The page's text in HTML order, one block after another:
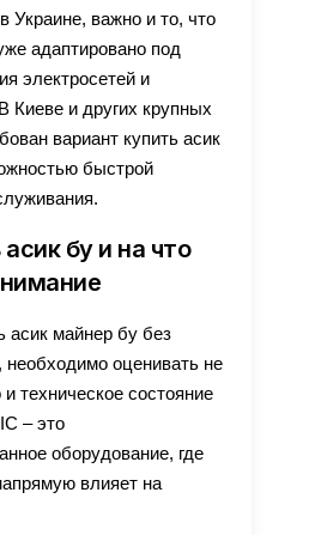
Украине, важно и то, что
адаптировано под
электросетей и
Киеве и других крупных
вариант купить асик
быстрой
бу и на что
асик майнер бу без
необходимо оценивать не
техническое состояние
– это
оборудование, где
влияет на